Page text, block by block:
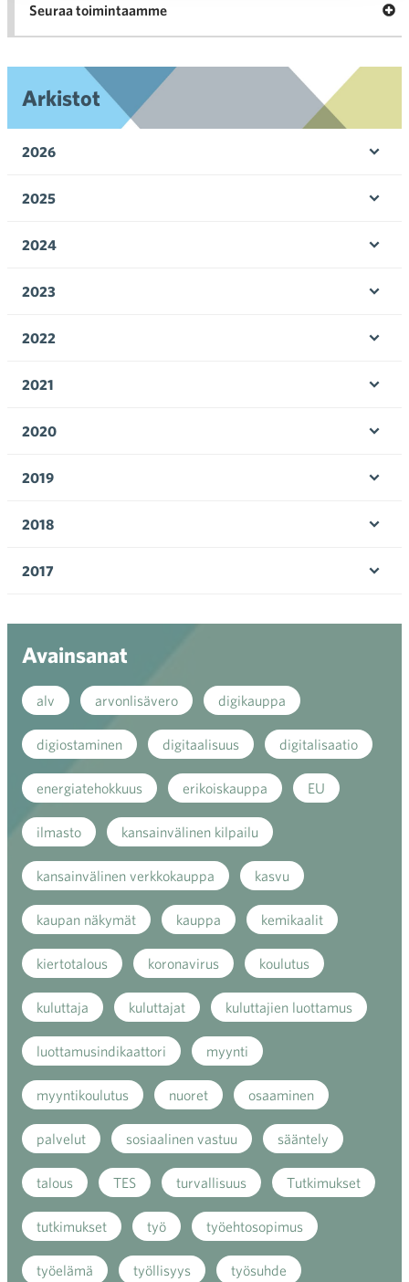
Seuraa toimintaamme
Arkistot
2026
2025
2024
2023
2022
2021
2020
2019
2018
2017
Avainsanat
alv arvonlisävero digikauppa
digiostaminen digitaalisuus digitalisaatio
energiatehokkuus erikoiskauppa EU
ilmasto kansainvälinen kilpailu
kansainvälinen verkkokauppa kasvu
kaupan näkymät kauppa kemikaalit
kiertotalous koronavirus koulutus
kuluttaja kuluttajat kuluttajien luottamus
luottamusindikaattori myynti
myyntikoulutus nuoret osaaminen
palvelut sosiaalinen vastuu sääntely
talous TES turvallisuus Tutkimukset
tutkimukset työ työehtosopimus
työelämä työllisyys työsuhde